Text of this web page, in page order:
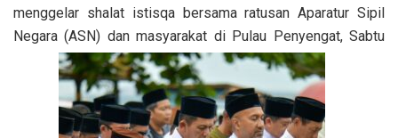
menggelar shalat istisqa bersama ratusan Aparatur Sipil
Negara (ASN) dan masyarakat di Pulau Penyengat, Sabtu